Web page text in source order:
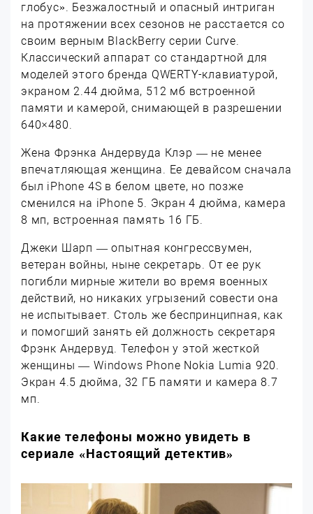
глобус». Безжалостный и опасный интриган
на протяжении всех сезонов не расстается со
своим верным BlackBerry серии Curve.
Классический аппарат со стандартной для
моделей этого бренда QWERTY-клавиатурой,
экраном 2.44 дюйма, 512 мб встроенной
памяти и камерой, снимающей в разрешении
640×480.
Жена Фрэнка Андервуда Клэр — не менее
впечатляющая женщина. Ее девайсом сначала
был iPhone 4S в белом цвете, но позже
сменился на iPhone 5. Экран 4 дюйма, камера
8 мп, встроенная память 16 ГБ.
Джеки Шарп — опытная конгрессвумен,
ветеран войны, ныне секретарь. От ее рук
погибли мирные жители во время военных
действий, но никаких угрызений совести она
не испытывает. Столь же беспринципная, как
и помогший занять ей должность секретаря
Фрэнк Андервуд. Телефон у этой жесткой
женщины — Windows Phone Nokia Lumia 920.
Экран 4.5 дюйма, 32 ГБ памяти и камера 8.7
мп.
Какие телефоны можно увидеть в
сериале «Настоящий детектив»